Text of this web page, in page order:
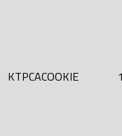
KTPCACOOKIE